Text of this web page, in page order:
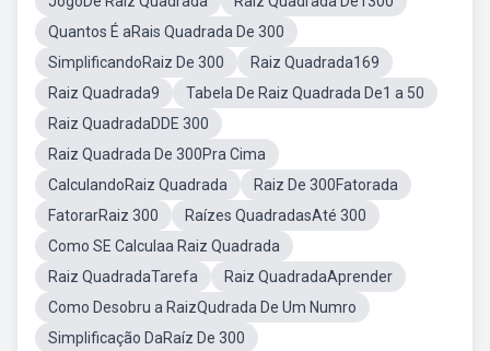
Quantos É aRais Quadrada De 300
SimplificandoRaiz De 300
Raiz Quadrada169
Raiz Quadrada9
Tabela De Raiz Quadrada De1 a 50
Raiz QuadradaDDE 300
Raiz Quadrada De 300Pra Cima
CalculandoRaiz Quadrada
Raiz De 300Fatorada
FatorarRaiz 300
Raízes QuadradasAté 300
Como SE Calculaa Raiz Quadrada
Raiz QuadradaTarefa
Raiz QuadradaAprender
Como Desobru a RaizQudrada De Um Numro
Simplificação DaRaíz De 300